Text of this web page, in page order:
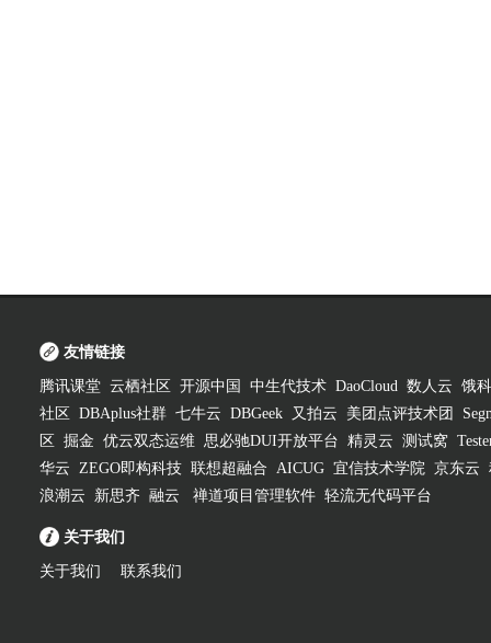
友情链接
腾讯课堂 云栖社区 开源中国 中生代技术 DaoCloud 数人云 饿
社区
DBAplus社群 七牛云 DBGeek 又拍云 美团点评技术团
区
掘金 优云双态运维 思必驰DUI开放平台 精灵云 测试窝
华云 ZEGO即构科技 联想超融合 AICUG 宜信技术学院 京东云
浪潮云
新思齐 融云 禅道项目管理软件 轻流无代码平台
关于我们
关于我们 联系我们